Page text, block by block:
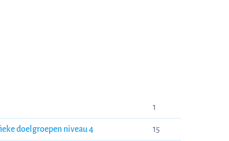
1
doelgroepen niveau 4 15